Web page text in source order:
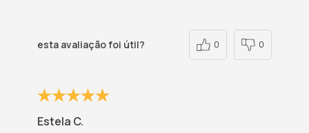
esta avaliação foi útil? 0 0
Estela C.